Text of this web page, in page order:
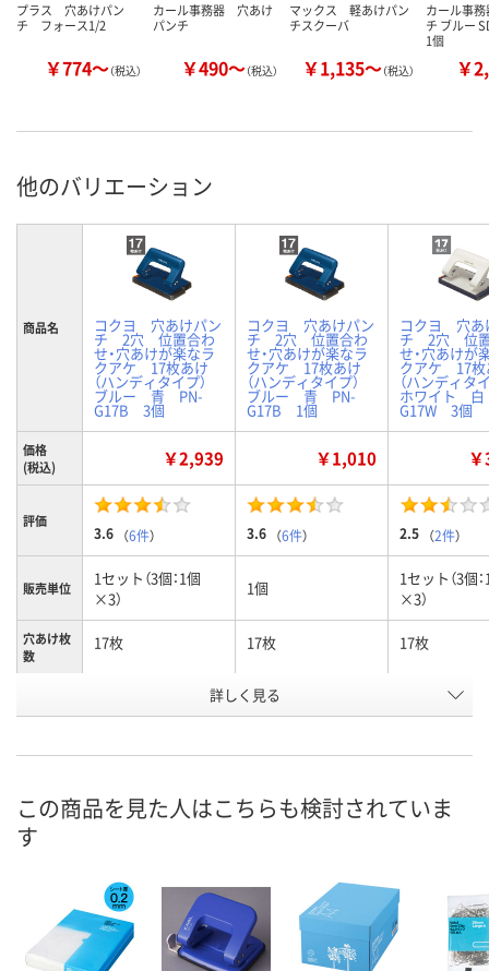
プラス 穴あけパン
チ フォース1/2
￥774～（税込）
カール事務器 穴あけ
パンチ
￥490～（税込）
マックス 軽あけパン
チスクーバ
￥1,135～（税込）
カール事
チ ブルー
1個
￥
他のバリエーション
商品名 コクヨ 穴あけパン
チ 2穴 位置合わ
せ・穴あけが楽なラ
クアケ 17枚あけ
（ハンディタイプ）
ブルー 青 PN-
G17B 3個
コクヨ 穴あけパン
チ 2穴 位置合わ
せ・穴あけが楽なラ
クアケ 17枚あけ
（ハンディタイプ）
ブルー 青 PN-
G17B 1個
コクヨ 穴あ
チ 2穴 位
せ・穴あけが
クアケ 17枚
（ハンディタ
ホワイト
G17W 3個
価格
(税込)
￥2,939 ￥1,010
評価
3.6 （6件） 3.6 （6件） 2.5 （2件）
販売単位
1セット（3個：1個
×3）
1個
1セット（3個
×3）
穴あけ枚
数
17枚 17枚 17枚
ブルー ホワイト
号
お届け日
数量
カゴへ
数量
カゴへ
数量
カ
詳しく見る
この商品を見た人はこちらも検討されていま
す